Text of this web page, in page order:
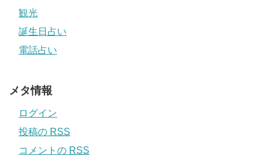
観光
誕生日占い
電話占い
メタ情報
ログイン
投稿の RSS
コメントの RSS